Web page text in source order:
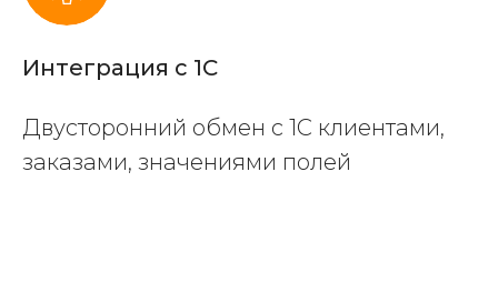
Интеграция c 1C
Двусторонний обмен с 1С клиентами,
заказами, значениями полей